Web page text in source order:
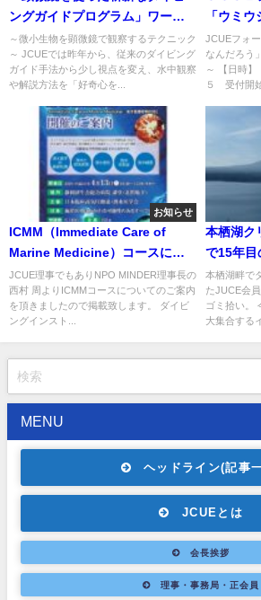
ングガイドプログラム」ワーク
ショップ
～微小生物を顕微鏡で観察するテクニック
～ JCUEでは昨年から、従来のダイビング
ガイド手法から少し視点を変え、水中観察
や解説方法を「好奇心を...
「ウミウ
JCUEフォ
なんだろう
～ 【日時
５ 受付開
お知らせ
ICMM（Immediate Care of
Marine Medicine）コースにつ
いてのご案内
JCUE理事でもありNPO MINDER理事長の
西村 周よりICMMコースについてのご案内
を頂きましたので掲載致します。 ダイビ
ングインスト...
本栖湖ク
で15年目
本栖湖畔で
たJUCE会
ゴミ拾い。
大集合する
MENU
ヘッドライン(記事
JCUEとは
会長挨拶
理事・事務局・正会員